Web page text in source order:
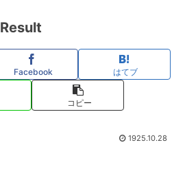
Facebook はてブ
コピー
1925.10.28